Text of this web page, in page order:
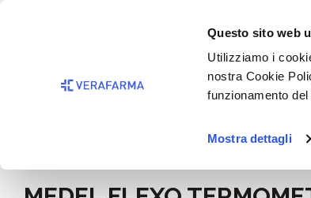
Questo sito web
Utilizziamo i
nostra Cookie
funzionamento del
Mostra dettagli
Passa alla navigazione principale
Medicamenti e disinfettanti